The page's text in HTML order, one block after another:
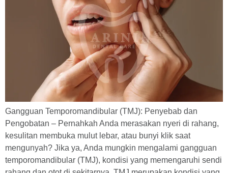
Gangguan Temporomandibular (TMJ): Penyebab dan
Pengobatan – Pernahkah Anda merasakan nyeri di rahang,
kesulitan membuka mulut lebar, atau bunyi klik saat
mengunyah? Jika ya, Anda mungkin mengalami gangguan
temporomandibular (TMJ), kondisi yang memengaruhi sendi